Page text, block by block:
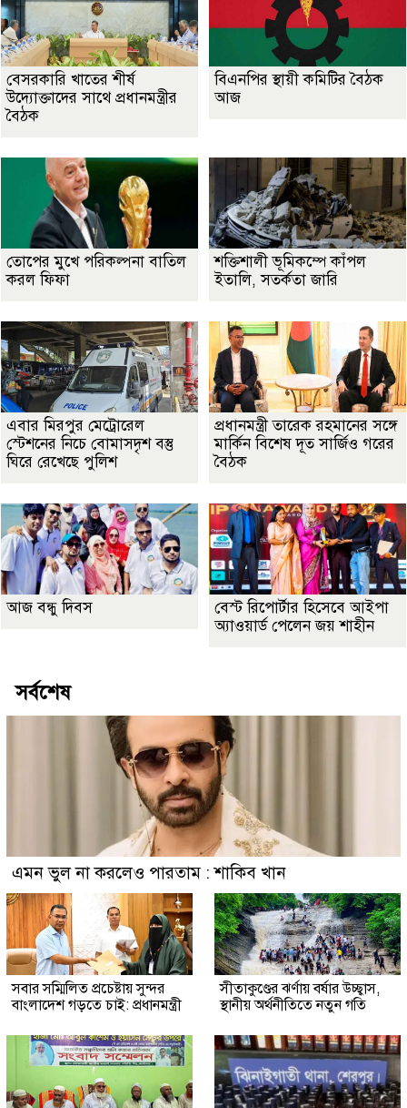
বেসরকারি খাতের শীর্ষ
উদ্যোক্তাদের সাথে প্রধানমন্ত্রীর
বৈঠক
বিএনপির স্থায়ী কমিটির বৈঠক
আজ
তোপের মুখে পরিকল্পনা বাতিল
করল ফিফা
শক্তিশালী ভূমিকম্পে কাঁপল
ইতালি, সতর্কতা জারি
এবার মিরপুর মেট্রোরেল
স্টেশনের নিচে বোমাসদৃশ বস্তু
ঘিরে রেখেছে পুলিশ
প্রধানমন্ত্রী তারেক রহমানের সঙ্গে
মার্কিন বিশেষ দূত সার্জিও গরের
বৈঠক
আজ বন্ধু দিবস
বেস্ট রিপোর্টার হিসেবে আইপা
অ্যাওয়ার্ড পেলেন জয় শাহীন
সর্বশেষ
এমন ভুল না করলেও পারতাম : শাকিব খান
সবার সম্মিলিত প্রচেষ্টায় সুন্দর
বাংলাদেশ গড়তে চাই: প্রধানমন্ত্রী
সীতাকুণ্ডের ঝর্ণায় বর্ষার উচ্ছ্বাস,
স্থানীয় অর্থনীতিতে নতুন গতি